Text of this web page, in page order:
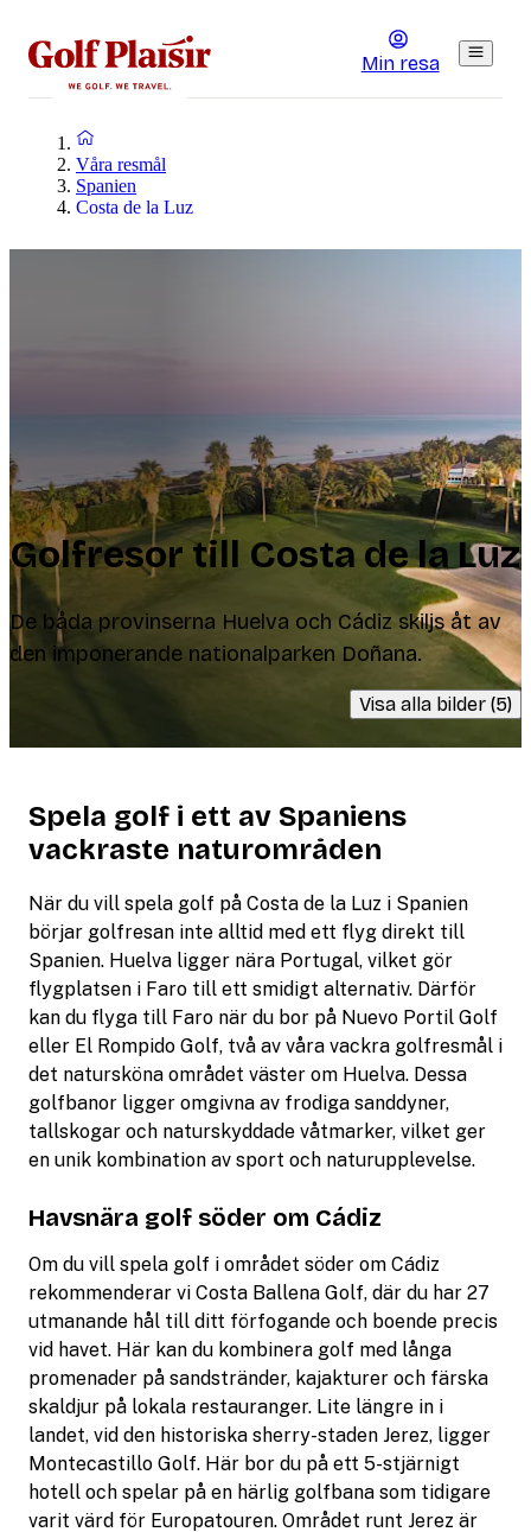
Min resa
Våra resmål
Spanien
Costa de la Luz
Golfresor till Costa de la Luz
De båda provinserna Huelva och Cádiz skiljs åt av
den imponerande nationalparken Doñana.
Visa alla bilder (5)
Spela golf i ett av Spaniens
vackraste naturområden
När du vill spela golf på Costa de la Luz i Spanien
börjar golfresan inte alltid med ett flyg direkt till
Spanien. Huelva ligger nära Portugal, vilket gör
flygplatsen i Faro till ett smidigt alternativ. Därför
kan du flyga till Faro när du bor på Nuevo Portil Golf
eller El Rompido Golf, två av våra vackra golfresmål i
det natursköna området väster om Huelva. Dessa
golfbanor ligger omgivna av frodiga sanddyner,
tallskogar och naturskyddade våtmarker, vilket ger
en unik kombination av sport och naturupplevelse.
Havsnära golf söder om Cádiz
Om du vill spela golf i området söder om Cádiz
rekommenderar vi Costa Ballena Golf, där du har 27
utmanande hål till ditt förfogande och boende precis
vid havet. Här kan du kombinera golf med långa
promenader på sandstränder, kajakturer och färska
skaldjur på lokala restauranger. Lite längre in i
landet, vid den historiska sherry-staden Jerez, ligger
Montecastillo Golf. Här bor du på ett 5-stjärnigt
hotell och spelar på en härlig golfbana som tidigare
varit värd för Europatouren. Området runt Jerez är